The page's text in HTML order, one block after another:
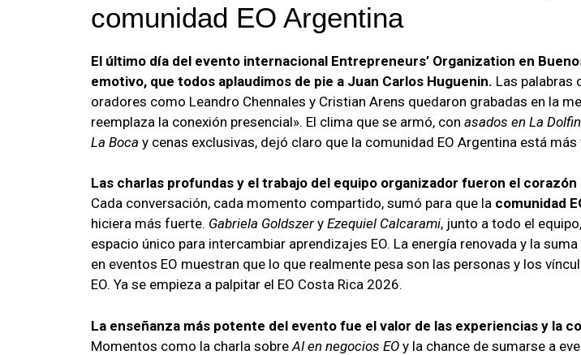
comunidad EO Argentina
El último día del evento internacional Entrepreneurs’ Organization en
emotivo, que todos aplaudimos de pie a Juan Carlos Huguenin. Las palabras
oradores como Leandro Chennales y Cristian Arens quedaron grabadas en la
reemplaza la conexión presencial». El clima que se armó, con asados en La
La Boca y cenas exclusivas, dejó claro que la comunidad EO Argentina está más
Las charlas profundas y el trabajo del equipo organizador fueron el
Cada conversación, cada momento compartido, sumó para que la comunidad
hiciera más fuerte. Gabriela Goldszer y Ezequiel Calcarami, junto a todo el
espacio único para intercambiar aprendizajes EO. La energía renovada y la
en eventos EO muestran que lo que realmente pesa son las personas y los
EO. Ya se empieza a palpitar el EO Costa Rica 2026.
La enseñanza más potente del evento fue el valor de las experiencias y la
Momentos como la charla sobre AI en negocios EO y la chance de sumarse a